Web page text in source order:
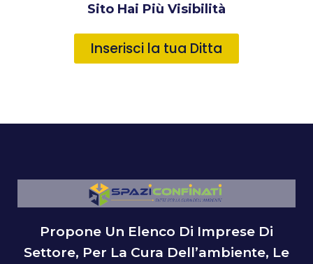
Sito Hai Più Visibilità
Inserisci la tua Ditta
Propone Un Elenco Di Imprese Di
Settore, Per La Cura Dell’ambiente, Le